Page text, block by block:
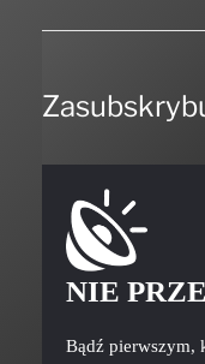
NIE
Bądź pierwszym,